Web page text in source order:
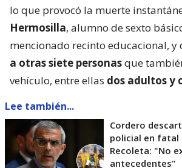
lo que provocó la muerte
Hermosilla, alumno de sexto
mencionado recinto educacional, y
a otras siete personasque
vehículo, entre ellas dos adultos y
Lee también...
Cordero
policial en fatal
Recoleta: "No
antecedentes"